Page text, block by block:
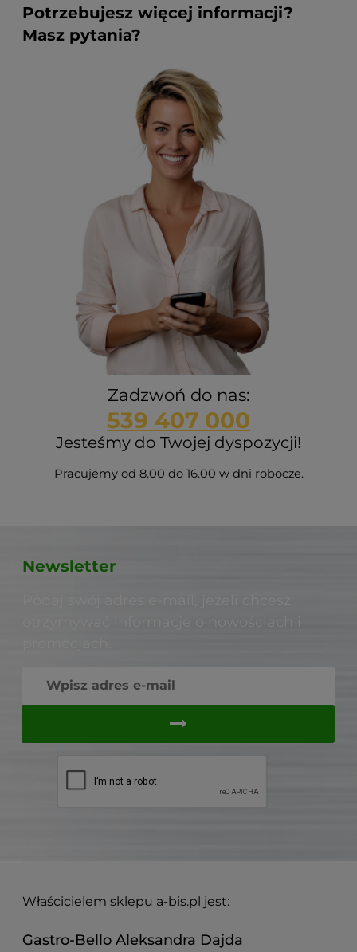
Potrzebujesz więcej informacji?
Masz pytania?
Zadzwoń do nas:
539 407 000
Jesteśmy do Twojej dyspozycji!
Pracujemy od 8.00 do 16.00 w dni robocze.
Newsletter
Właścicielem sklepu a-bis.pl jest:
Gastro-Bello Aleksandra Dajda